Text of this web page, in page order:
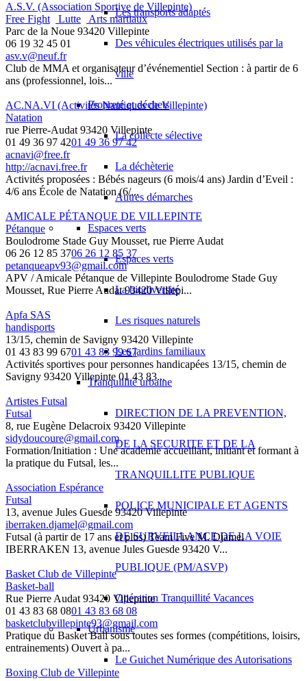
Les transports adaptés
Des véhicules électriques utilisés par la
ville
Propreté et déchets
La collecte sélective
La déchèterie
Autres démarches
Espaces verts
Espaces verts
La biodiversité
Les risques naturels
Les jardins familiaux
Tranquillité urbaine
DIRECTION DE LA PREVENTION,
DE LA SECURITE ET DE LA
TRANQUILLITE PUBLIQUE
POLICE MUNICIPALE ET AGENTS
DE SURVEILLANCE DE LA VOIE
PUBLIQUE (PM/ASVP)
Opération Tranquillité Vacances
Urbanisme
Le Guichet Numérique des Autorisations
A.S.V. (Association Sportive de Villepinte)
Free Fight
Lutte
Arts martiaux
Parc de la Noue 93420 Villepinte
06 19 32 45 01
asv.v@neuf.fr
Club de MMA et organisateur d’événementiel Section : à partir de 6
ans (professionnel, lois...
AC.NA.VI (Activités Nautiques de Villepinte)
Natation
rue Pierre-Audat 93420 Villepinte
01 49 36 97 4201 49 36 97 42
acnavi@free.fr
http://acnavi.free.fr
Activités proposées : Bébés nageurs (6 mois/4 ans) Jardin d’Eveil :
4/6 ans École de Natation (6/...
AMICALE PÉTANQUE DE VILLEPINTE
Pétanque
Boulodrome Stade Guy Mousset, rue Pierre Audat
06 26 12 85 3706 26 12 85 37
petanqueapv93@gmail.com
APV / Amicale Pétanque de Villepinte Boulodrome Stade Guy
Mousset, Rue Pierre Audat 93420 Villepi...
Apfa SAS
handisports
13/15, chemin de Savigny 93420 Villepinte
01 43 83 99 6701 43 83 99 67
Activités sportives pour personnes handicapées 13/15, chemin de
Savigny 93420 Villepinte 01 43 83...
Artistes Futsal
Futsal
8, rue Eugène Delacroix 93420 Villepinte
sidydoucoure@gmail.com
Formation/Initiation : Une academie accueillant, initiant et formant à
la pratique du Futsal, les...
Association Espérance
Futsal
13, avenue Jules Guesde 93420 Villepinte
iberraken.djamel@gmail.com
Futsal (à partir de 17 ans et plus) Team Five M. Djamel
IBERRAKEN 13, avenue Jules Guesde 93420 V...
Basket Club de Villepinte
Basket-ball
Rue Pierre Audat 93420 Villepinte
01 43 83 68 0801 43 83 68 08
basketclubvillepinte93@gmail.com
Pratique du Basket Ball sous toutes ses formes (compétitions, loisirs,
entrainements) Ouvert à pa...
Boxing Club de Villepinte